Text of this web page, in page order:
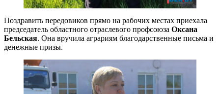
Поздравить передовиков прямо на рабочих местах приехала
председатель областного отраслевого профсоюза Оксана
Бельская. Она вручила аграриям благодарственные письма и
денежные призы.